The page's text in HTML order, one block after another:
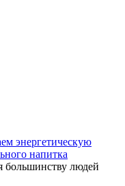
энергетическую
напитка
большинству людей